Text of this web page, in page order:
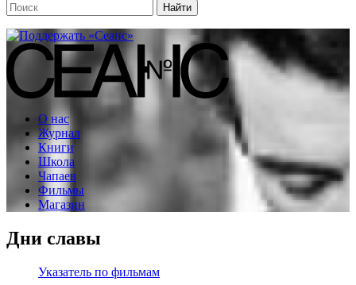
О нас
Журнал
Книги
Школа
Чапаев
Фильмы
Магазин
Дни славы
Указатель по фильмам